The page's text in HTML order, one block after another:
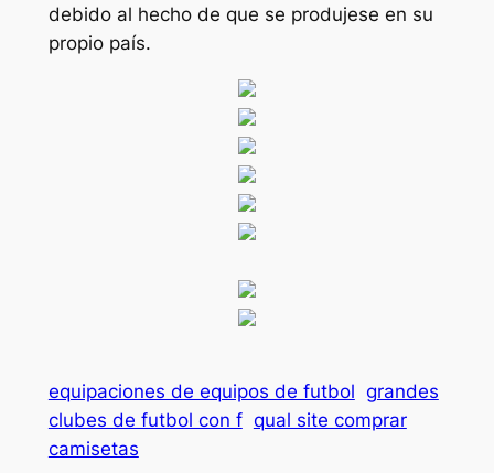
debido al hecho de que se produjese en su
propio país.
equipaciones de equipos de futbol grandes
clubes de futbol con f qual site comprar
camisetas